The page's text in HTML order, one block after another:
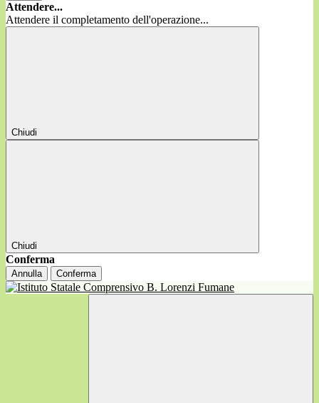
Attendere...
Attendere il completamento dell'operazione...
Chiudi
Chiudi
Conferma
Annulla Conferma